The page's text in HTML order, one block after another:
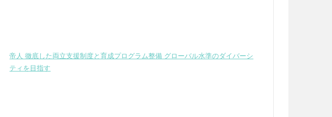
帝人 徹底した両立支援制度と育成プログラム整備 グローバル水準のダイバーシ
ティを目指す